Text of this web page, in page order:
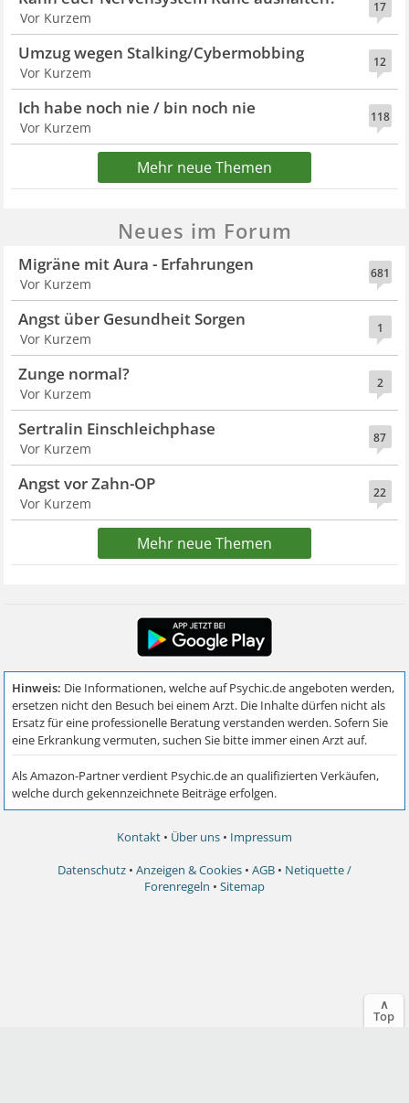
17
Vor Kurzem
12
Umzug wegen Stalking/Cybermobbing
Vor Kurzem
118
Ich habe noch nie / bin noch nie
Vor Kurzem
Mehr neue Themen
Neues im Forum
681
Migräne mit Aura - Erfahrungen
Vor Kurzem
1
Angst über Gesundheit Sorgen
Vor Kurzem
2
Zunge normal?
Vor Kurzem
87
Sertralin Einschleichphase
Vor Kurzem
22
Angst vor Zahn-OP
Vor Kurzem
Mehr neue Themen
Kontakt • Über uns • Impressum
Datenschutz • Anzeigen & Cookies • AGB • Netiquette /
Forenregeln • Sitemap
∧
Top